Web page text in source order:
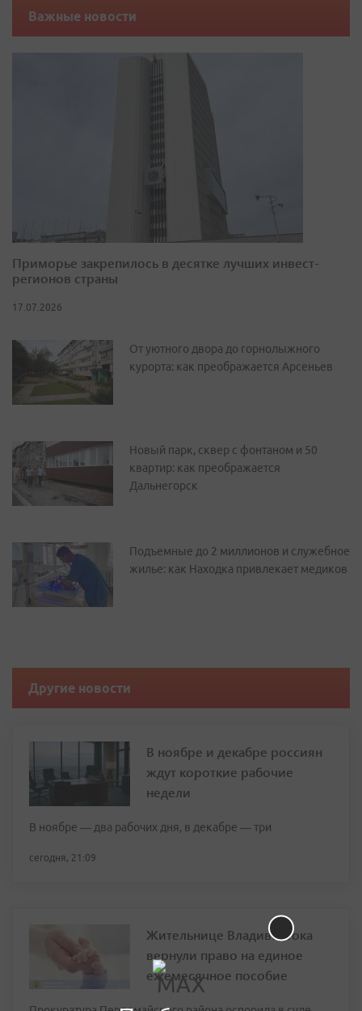
Важные новости
Приморье закрепилось в десятке лучших инвест-
регионов страны
17.07.2026
От уютного двора до горнолыжного
курорта: как преображается Арсеньев
Новый парк, сквер с фонтаном и 50
квартир: как преображается
Дальнегорск
Подъемные до 2 миллионов и служебное
жилье: как Находка привлекает медиков
Другие новости
В ноябре и декабре россиян
ждут короткие рабочие
недели
В ноябре — два рабочих дня, в декабре — три
сегодня, 21:09
Жительнице Владивостока
вернули право на единое
ежемесячное пособие